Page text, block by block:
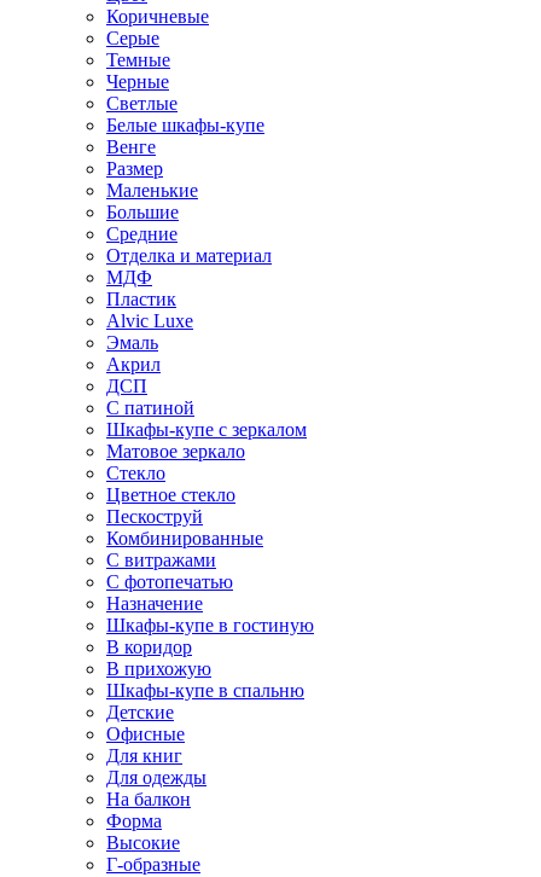
Коричневые
Серые
Темные
Черные
Светлые
Белые шкафы-купе
Венге
Размер
Маленькие
Большие
Средние
Отделка и материал
МДФ
Пластик
Alvic Luxe
Эмаль
Акрил
ДСП
С патиной
Шкафы-купе с зеркалом
Матовое зеркало
Стекло
Цветное стекло
Пескоструй
Комбинированные
С витражами
С фотопечатью
Назначение
Шкафы-купе в гостиную
В коридор
В прихожую
Шкафы-купе в спальню
Детские
Офисные
Для книг
Для одежды
На балкон
Форма
Высокие
Г-образные